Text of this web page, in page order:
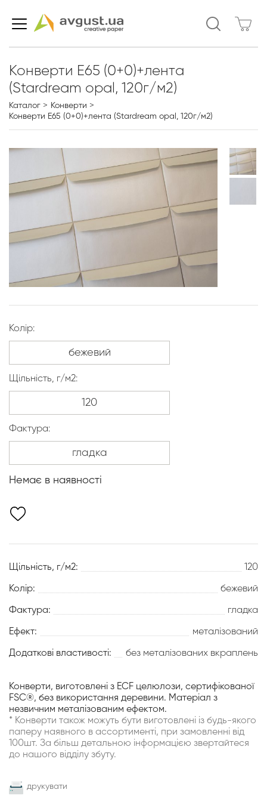
Конверти Е65 (0+0)+лента
(Stardream opal, 120г/м2)
Каталог
Конверти
Конверти Е65 (0+0)+лента (Stardream opal, 120г/м2)
Щільність, г/м2: 120
Колір: бежевий
Фактура: гладка
Ефект: металізований
Додаткові властивості: без металізованих вкраплень
Конверти, виготовлені з ECF целюлози, сертифікованої
FSC®, без використання деревини. Матеріал з
незвичним металізованим ефектом.
* Конверти також можуть бути виготовлені із будь-якого
паперу наявного в ассортименті, при замовленні від
100шт. За більш детальною інформацією звертайтеся
до нашого відділу збуту.
друкувати
Колір:
Щільність, г/м2:
Фактура:
Немає в наявності